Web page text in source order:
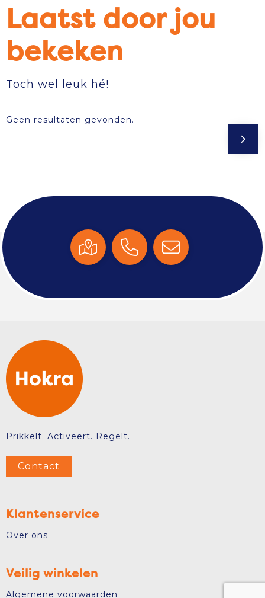
Laatst door jou
bekeken
Toch wel leuk hé!
Geen resultaten gevonden.
Prikkelt. Activeert. Regelt.
Contact
Klantenservice
Over ons
Veilig winkelen
Algemene voorwaarden